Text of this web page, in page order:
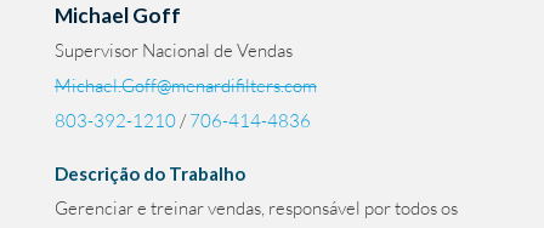
Michael Goff
Supervisor Nacional de Vendas
Michael.Goff@menardifilters.com
803-392-1210/706-414-4836
Descrição do Trabalho
Gerenciar e treinar vendas, responsável por todos os